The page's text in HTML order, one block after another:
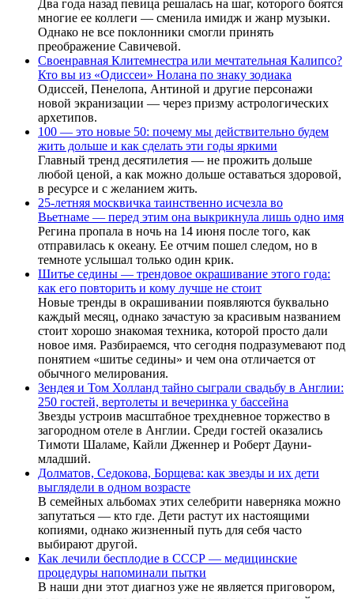
Два года назад певица решалась на шаг, которого боятся
многие ее коллеги — сменила имидж и жанр музыки.
Однако не все поклонники смогли принять
преображение Савичевой.
Своенравная Клитемнестра или мечтательная Калипсо?
Кто вы из «Одиссеи» Нолана по знаку зодиака
Одиссей, Пенелопа, Антиной и другие персонажи
новой экранизации — через призму астрологических
архетипов.
100 — это новые 50: почему мы действительно будем
жить дольше и как сделать эти годы яркими
Главный тренд десятилетия — не прожить дольше
любой ценой, а как можно дольше оставаться здоровой,
в ресурсе и с желанием жить.
25-летняя москвичка таинственно исчезла во
Вьетнаме — перед этим она выкрикнула лишь одно имя
Регина пропала в ночь на 14 июня после того, как
отправилась к океану. Ее отчим пошел следом, но в
темноте услышал только один крик.
Шитье седины — трендовое окрашивание этого года:
как его повторить и кому лучше не стоит
Новые тренды в окрашивании появляются буквально
каждый месяц, однако зачастую за красивым названием
стоит хорошо знакомая техника, которой просто дали
новое имя. Разбираемся, что сегодня подразумевают под
понятием «шитье седины» и чем она отличается от
обычного мелирования.
Зендея и Том Холланд тайно сыграли свадьбу в Англии:
250 гостей, вертолеты и вечеринка у бассейна
Звезды устроив масштабное трехдневное торжество в
загородном отеле в Англии. Среди гостей оказались
Тимоти Шаламе, Кайли Дженнер и Роберт Дауни-
младший.
Долматов, Седокова, Борщева: как звезды и их дети
выглядели в одном возрасте
В семейных альбомах этих селебрити наверняка можно
запутаться — кто где. Дети растут их настоящими
копиями, однако жизненный путь для себя часто
выбирают другой.
Как лечили бесплодие в СССР — медицинские
процедуры напоминали пытки
В наши дни этот диагноз уже не является приговором,